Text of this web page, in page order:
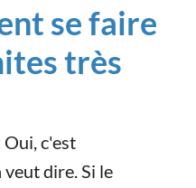
se faire
très
Oui, c'est
dire. Si le